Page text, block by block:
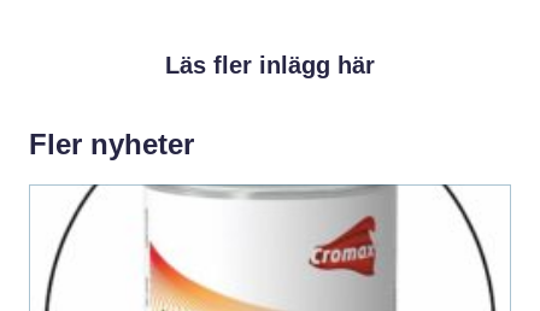
Läs fler inlägg här
Fler nyheter